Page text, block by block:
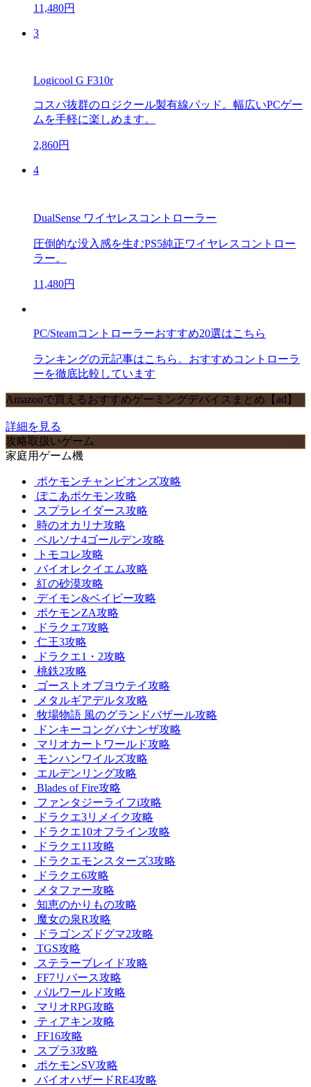
11,480円
3
Logicool G F310r
コスパ抜群のロジクール製有線パッド。幅広いPCゲー
ムを手軽に楽しめます。
2,860円
4
DualSense ワイヤレスコントローラー
圧倒的な没入感を生むPS5純正ワイヤレスコントロー
ラー。
11,480円
PC/Steamコントローラーおすすめ20選はこちら
ランキングの元記事はこちら。おすすめコントローラ
ーを徹底比較しています
Amazonで買えるおすすめゲーミングデバイスまとめ【ad】
詳細を見る
攻略取扱いゲーム
家庭用ゲーム機
ポケモンチャンピオンズ攻略
ぽこあポケモン攻略
スプラレイダース攻略
時のオカリナ攻略
ペルソナ4ゴールデン攻略
トモコレ攻略
バイオレクイエム攻略
紅の砂漠攻略
デイモン&ベイビー攻略
ポケモンZA攻略
ドラクエ7攻略
仁王3攻略
ドラクエ1・2攻略
桃鉄2攻略
ゴーストオブヨウテイ攻略
メタルギアデルタ攻略
牧場物語 風のグランドバザール攻略
ドンキーコングバナンザ攻略
マリオカートワールド攻略
モンハンワイルズ攻略
エルデンリング攻略
Blades of Fire攻略
ファンタジーライフi攻略
ドラクエ3リメイク攻略
ドラクエ10オフライン攻略
ドラクエ11攻略
ドラクエモンスターズ3攻略
ドラクエ6攻略
メタファー攻略
知恵のかりもの攻略
魔女の泉R攻略
ドラゴンズドグマ2攻略
TGS攻略
ステラーブレイド攻略
FF7リバース攻略
パルワールド攻略
マリオRPG攻略
ティアキン攻略
FF16攻略
スプラ3攻略
ポケモンSV攻略
バイオハザードRE4攻略